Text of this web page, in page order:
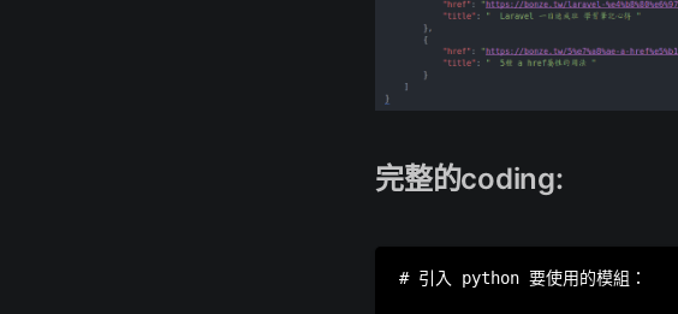
完整的coding:
# 引入 python 要使用的模組：